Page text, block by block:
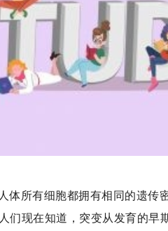
体所有细胞都拥有相同的遗传
们现在知道，突变从发育的早